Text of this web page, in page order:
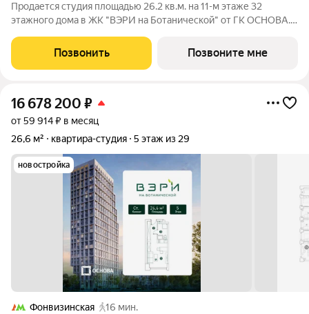
Продается студия площадью 26.2 кв.м. на 11-м этаже 32
этажного дома в ЖК "ВЭРИ на Ботанической" от ГК ОСНОВА.
самых зелёных районов Москвы, в Марфино, что обеспечит
будущим жителям чистый и свежий
Позвонить Позвоните мне
16 678 200 ₽
от 59 914 ₽ в месяц
26,6 м²
квартира-студия 5 этаж из 29
новостройка
Фонвизинская 16 мин.